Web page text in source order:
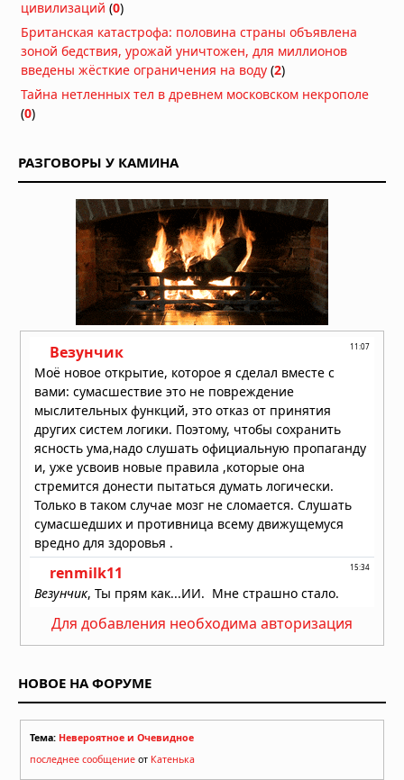
04.08.2026 в 08:49
Миниатюрные шедевры: 40-
тысячелетние фигурки птиц
размером с ноготь
обнаружена в Сардинии
Следы гигантов: 1,4-
миллионнолетние следы
раскрывают гигантского
родственника человека
04.08.2026 в 08:21
Бивень в черепе: загадочная
03.08.2026 в 08:00
цивилизаций (0)
Британская катастрофа: половина страны объявлена
зоной бедствия, урожай уничтожен, для миллионов
введены жёсткие ограничения на воду (2)
Тайна нетленных тел в древнем московском некрополе
(0)
РАЗГОВОРЫ У КАМИНА
Для добавления необходима авторизация
НОВОЕ НА ФОРУМЕ
Тема: Невероятное и Очевидное
последнее сообщение от Катенька